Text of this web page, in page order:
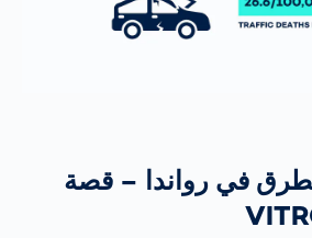
في رواندا – قصة